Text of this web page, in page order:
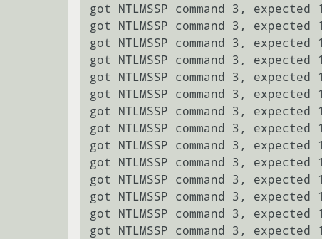
got NTLMSSP command 3, expected 1
got NTLMSSP command 3, expected 1
got NTLMSSP command 3, expected 1
got NTLMSSP command 3, expected 1
got NTLMSSP command 3, expected 1
got NTLMSSP command 3, expected 1
got NTLMSSP command 3, expected 1
got NTLMSSP command 3, expected 1
got NTLMSSP command 3, expected 1
got NTLMSSP command 3, expected 1
got NTLMSSP command 3, expected 1
got NTLMSSP command 3, expected 1
got NTLMSSP command 3, expected 1
got NTLMSSP command 3, expected 1